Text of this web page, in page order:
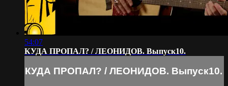
54:07
КУДА ПРОПАЛ? / ЛЕОНИДОВ. Выпуск10.
КУДА ПРОПАЛ? / ЛЕОНИДОВ. Выпуск10.